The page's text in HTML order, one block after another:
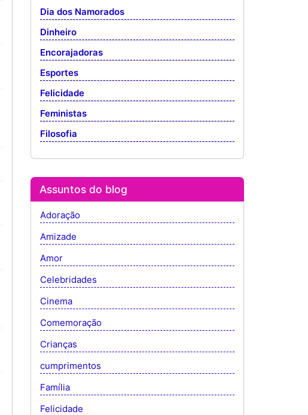
Dia dos Namorados
Dinheiro
Encorajadoras
Esportes
Felicidade
Feministas
Filosofia
Assuntos do blog
Adoração
Amizade
Amor
Celebridades
Cinema
Comemoração
Crianças
cumprimentos
Família
Felicidade